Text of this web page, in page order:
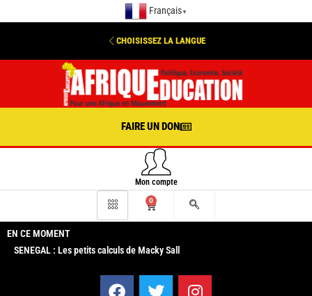
Français ▼
CHOISISSEZ LA LANGUE
FAIRE UN DON
Mon compte
0
EN CE MOMENT
SENEGAL : Les petits calculs de Macky Sall